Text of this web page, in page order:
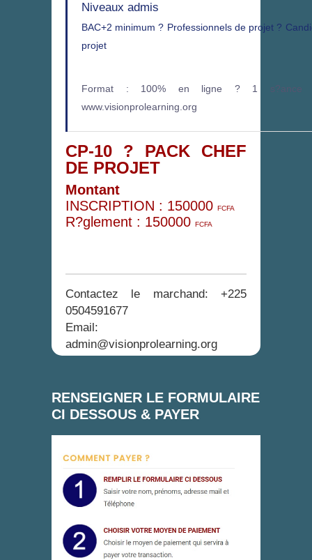
Niveaux admis
BAC+2 minimum ? Professionnels de projet ?
projet
Format : 100% en ligne ? 1 s?ance
www.visionprolearning.org
CP-10 ? PACK CHEF
DE PROJET
Montant
INSCRIPTION : 150000 FCFA
R?glement : 150000 FCFA
Contactez le marchand: +225
0504591677
Email:
admin@visionprolearning.org
RENSEIGNER LE FORMULAIRE
CI DESSOUS & PAYER